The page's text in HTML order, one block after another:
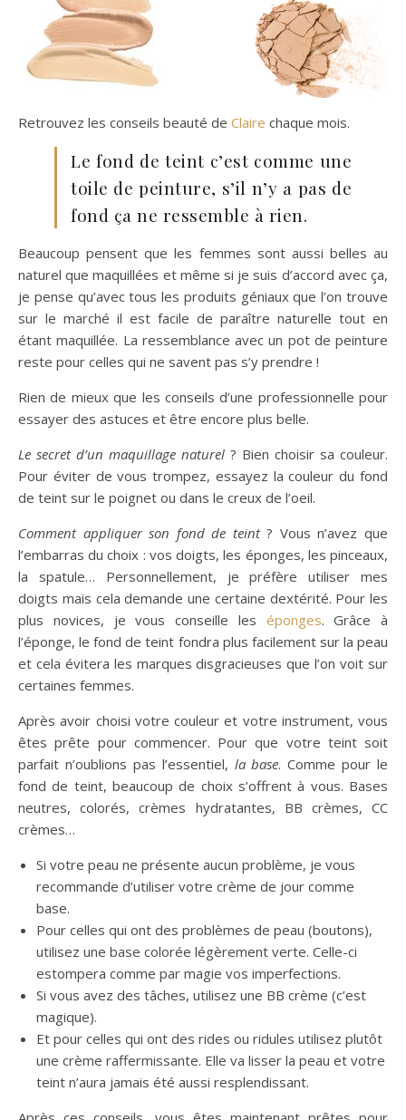
Retrouvez les conseils beauté de Claire chaque mois.
Le fond de teint c’est comme une
toile de peinture, s’il n’y a pas de
fond ça ne ressemble à rien.
Beaucoup pensent que les femmes sont aussi belles au
naturel que maquillées et même si je suis d’accord avec ça,
je pense qu’avec tous les produits géniaux que l’on trouve
sur le marché il est facile de paraître naturelle tout en
étant maquillée. La ressemblance avec un pot de peinture
reste pour celles qui ne savent pas s’y prendre !
Rien de mieux que les conseils d’une professionnelle pour
essayer des astuces et être encore plus belle.
Le secret d’un maquillage naturel ? Bien choisir sa couleur.
Pour éviter de vous trompez, essayez la couleur du fond
de teint sur le poignet ou dans le creux de l’oeil.
Comment appliquer son fond de teint? Vous n’avez que
l’embarras du choix : vos doigts, les éponges, les pinceaux,
la spatule… Personnellement, je préfère utiliser mes
doigts mais cela demande une certaine dextérité. Pour les
plus novices, je vous conseille les éponges. Grâce à
l’éponge, le fond de teint fondra plus facilement sur la peau
et cela évitera les marques disgracieuses que l’on voit sur
certaines femmes.
Après avoir choisi votre couleur et votre instrument, vous
êtes prête pour commencer. Pour que votre teint soit
parfait n’oublions pas l’essentiel, la base. Comme pour le
fond de teint, beaucoup de choix s’offrent à vous. Bases
neutres, colorés, crèmes hydratantes, BB crèmes, CC
crèmes…
Si votre peau ne présente aucun problème, je vous
recommande d’utiliser votre crème de jour comme
base.
Pour celles qui ont des problèmes de peau (boutons),
utilisez une base colorée légèrement verte. Celle-ci
estompera comme par magie vos imperfections.
Si vous avez des tâches, utilisez une BB crème (c’est
magique).
Et pour celles qui ont des rides ou ridules utilisez plutôt
une crème raffermissante. Elle va lisser la peau et votre
teint n’aura jamais été aussi resplendissant.